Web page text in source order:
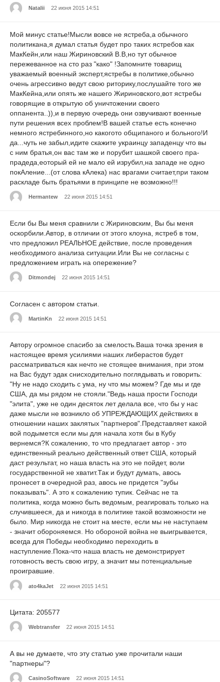
Natalii 22 июня 2015 14:51
Мой минус статье!Мысли вовсе не ястреба,а обычного
политикана,я думал статья будет про таких ястребов как
МакКейн,или наш Жириновский В.В,но тут обычное
пережеванное на сто раз "како" !Запомните товарищ
уважаемый военный эксперт,ястребы в политике,обычно
очень агрессивно ведут свою риторику,послушайте того же
МакКейна,или опять же нашего Жириновского,вот ястребы
говорящие в открытую об уничтожении своего
оппанента..)),и в первую очередь они озвучивают военные
пути решения всех проблем!В вашей статье есть конечно
немного ястребинного,но какогото общипаного и больного!И
да...чуть не забыл,идите скажите украинцу западенцу что вы
с ним братья,он вас там же и порубит шашкой своего пра-
прадеда,еоторый ей не мало ей изрубил,на западе не одно
покАление...(от слова кАлека) нас врагами считает,при таком
раскладе быть братьями в принципе не возможно!!!
Hermantew 22 июня 2015 14:51
Если бы Вы меня сравнили с Жириновским, Вы бы меня
оскорбили.Автор, в отличии от этого клоуна, ястреб в том,
что предложил РЕАЛЬНОЕ действие, после проведения
необходимого анализа ситуации.Или Вы не согласны с
предложением играть на опережение?
Ditmondej 22 июня 2015 14:51
Согласен с автором статьи.
MartinKn 22 июня 2015 14:51
Автору огромное спасибо за смелость.Ваша точка зрения в
настоящее время усилиями наших либерастов будет
рассматриваться как нечто не стоящее внимания, при этом
на Вас будут эдак снисходительно поглядывать и говорить:
"Ну не надо сходить с ума, ну что мы можем? Где мы и где
США, да мы рядом не стояли."Ведь наша прости Господи
"элита", уже не один десяток лет делала все, что бы у нас
даже мысли не возникло об УПРЕЖДАЮЩИХ действиях в
отношении наших заклятых "партнеров".Представляет какой
вой подымется если мы для начала хотя бы в Кубу
вернемся?К сожалению, то что предлагает автор - это
единственный реально действенный ответ США, который
даст результат, но наша власть на это не пойдет, воли
государственной не хватит.Так и будут думать, авось
пронесет в очередной раз, авось не придется "зубы
показывать". А это к сожалению тупик. Сейчас не та
политика, когда можно быть ведомым, реагировать только на
случившееся, да и никогда в политике такой возможности не
было. Мир никогда не стоит на месте, если мы не наступаем
- значит обороняемся. Но обороной война не выигрывается,
всегда для Победы необходимо переходить в
наступление.Пока-что наша власть не демонстрирует
готовность весть свою игру, а значит мы потенциальные
проигравшие.
ato4kaJet 22 июня 2015 14:51
Цитата: 205577
Webtransfer 22 июня 2015 14:51
А вы не думаете, что эту статью уже прочитали наши
"партнеры"?
CasinoSoftware 22 июня 2015 14:51